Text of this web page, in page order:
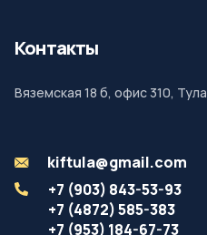
Контакты
Вяземская 18 б, офис 310, Тула
kiftula@gmail.com
+7 (903) 843-53-93
+7 (4872) 585-383
+7 (953) 184-67-73